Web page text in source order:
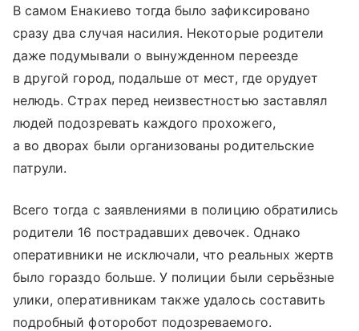
В самом Енакиево тогда было зафиксировано
сразу два случая насилия. Некоторые родители
даже подумывали о вынужденном переезде
в другой город, подальше от мест, где орудует
нелюдь. Страх перед неизвестностью заставлял
людей подозревать каждого прохожего,
а во дворах были организованы родительские
патрули.
Всего тогда с заявлениями в полицию обратились
родители 16 пострадавших девочек. Однако
оперативники не исключали, что реальных жертв
было гораздо больше. У полиции были серьёзные
улики, оперативникам также удалось составить
подробный фоторобот подозреваемого.